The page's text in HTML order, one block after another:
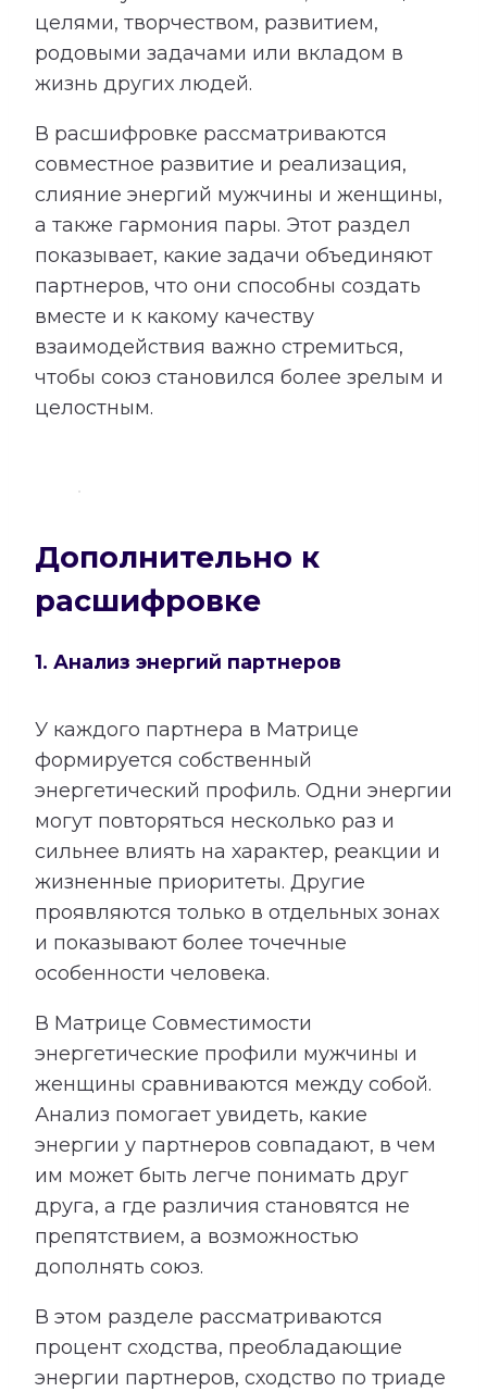
целями, творчеством, развитием,
родовыми задачами или вкладом в
жизнь других людей.
В расшифровке рассматриваются
совместное развитие и реализация,
слияние энергий мужчины и женщины,
а также гармония пары. Этот раздел
показывает, какие задачи объединяют
партнеров, что они способны создать
вместе и к какому качеству
взаимодействия важно стремиться,
чтобы союз становился более зрелым и
целостным.
Дополнительно к
расшифровке
1. Анализ энергий партнеров
У каждого партнера в Матрице
формируется собственный
энергетический профиль. Одни энергии
могут повторяться несколько раз и
сильнее влиять на характер, реакции и
жизненные приоритеты. Другие
проявляются только в отдельных зонах
и показывают более точечные
особенности человека.
В Матрице Совместимости
энергетические профили мужчины и
женщины сравниваются между собой.
Анализ помогает увидеть, какие
энергии у партнеров совпадают, в чем
им может быть легче понимать друг
друга, а где различия становятся не
препятствием, а возможностью
дополнять союз.
В этом разделе рассматриваются
процент сходства, преобладающие
энергии партнеров, сходство по триаде